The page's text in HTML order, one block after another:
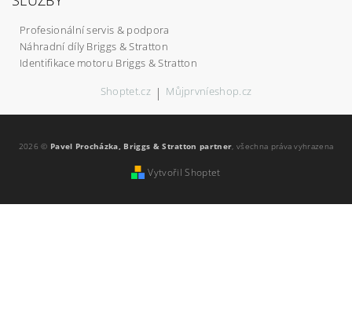
Profesionální servis & podpora
Náhradní díly Briggs & Stratton
Identifikace motoru Briggs & Stratton
Shoptet.cz | Můjprvníeshop.cz
2026 © Pavel Procházka, Briggs & Stratton partner, všechna práva vyhrazena
Vytvořil Shoptet